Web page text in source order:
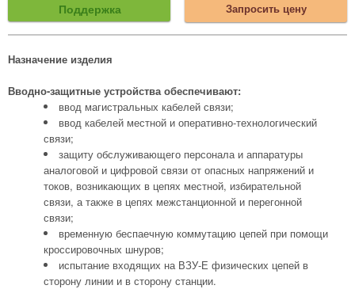
Поддержка Запросить цену
Назначение изделия
Вводно-защитные устройства обеспечивают:
ввод магистральных кабелей связи;
ввод кабелей местной и оперативно-технологический
связи;
защиту обслуживающего персонала и аппаратуры
аналоговой и цифровой связи от опасных напряжений и
токов, возникающих в цепях местной, избирательной
связи, а также в цепях межстанционной и перегонной
связи;
временную беспаечную коммутацию цепей при помощи
кроссировочных шнуров;
испытание входящих на ВЗУ-Е физических цепей в
сторону линии и в сторону станции.